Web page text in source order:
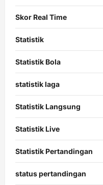
Skor Real Time
Statistik
Statistik Bola
statistik laga
Statistik Langsung
Statistik Live
Statistik Pertandingan
status pertandingan